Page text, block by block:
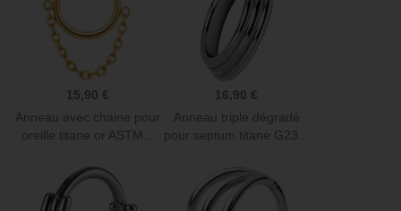
15,90 €
Anneau avec chaine pour
oreille titane or ASTM...
16,90 €
Anneau triple dégradé
pour septum titane G23...